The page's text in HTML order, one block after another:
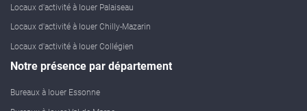
Locaux d'activité à louer Palaiseau
Locaux d'activité à louer Chilly-Mazarin
Locaux d'activité à louer Collégien
Notre présence par département
Bureaux à louer Essonne